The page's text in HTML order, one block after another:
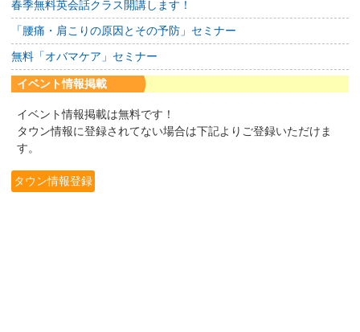
春季無料英会話クラス開講します！
「腰痛・肩こりの原因とその予防」セミナー
無料「オバマケア」セミナー
イベント情報掲載
イベント情報掲載は無料です！
タウン情報に登録されてない場合は下記よりご登録いただけま
す。
タウン情報登録